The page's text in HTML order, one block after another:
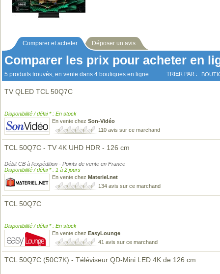
Comparer et acheter Déposer un avis
Comparer les prix pour acheter en
5 produits trouvés, en vente dans 4 boutiques en ligne. TRIER PAR :
TV QLED TCL 50Q7C
Disponibilité / délai * : En stock
En vente chez Son-Vidéo
110 avis sur ce marchand
TCL 50Q7C - TV 4K UHD HDR - 126 cm
Débit CB à l'expédition - Points de vente en France
Disponibilité / délai * : 1 à 2 jours
En vente chez Materiel.net
134 avis sur ce marchand
TCL 50Q7C
Disponibilité / délai * : En stock
En vente chez EasyLounge
41 avis sur ce marchand
TCL 50Q7C (50C7K) - Téléviseur QD-Mini LED 4K de 126 cm